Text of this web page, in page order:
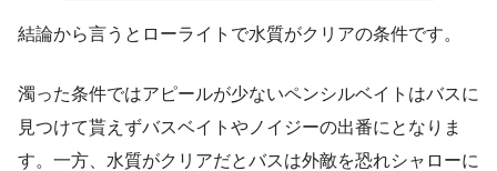
結論から言うとローライトで水質がクリアの条件です。
濁った条件ではアピールが少ないペンシルベイトはバスに
見つけて貰えずバスベイトやノイジーの出番にとなりま
す。一方、水質がクリアだとバスは外敵を恐れシャローに